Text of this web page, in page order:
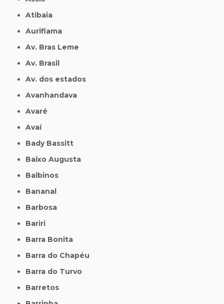
Atibaia
Auriflama
Av. Bras Leme
Av. Brasil
Av. dos estados
Avanhandava
Avaré
Avaí
Bady Bassitt
Baixo Augusta
Balbinos
Bananal
Barbosa
Bariri
Barra Bonita
Barra do Chapéu
Barra do Turvo
Barretos